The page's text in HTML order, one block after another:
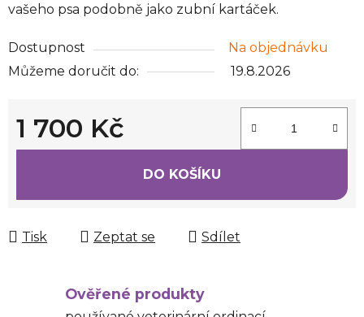
vašeho psa podobně jako zubní kartáček.
Dostupnost
Na objednávku
Můžeme doručit do:
19.8.2026
1 700 Kč
Měrná cena:
DO KOŠÍKU
Tisk Zeptat se Sdílet
Ověřené produkty